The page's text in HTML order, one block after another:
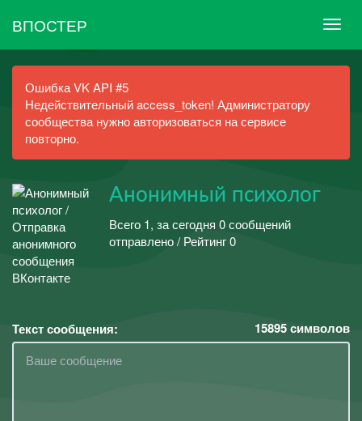
ВПОСТЕР
Ошибка VK API #5
Недействительный access_token! Администратору
сообщества нужно авторизоваться на сервисе
повторно.
Анонимный психолог
Всего 1, за сегодня 0 сообщений
отправлено / Рейтинг 0
Текст сообщения: 15895символов